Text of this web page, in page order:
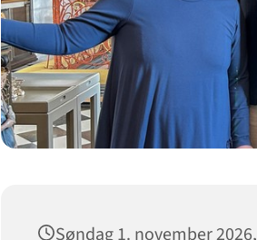
Søndag 1. november 2026,